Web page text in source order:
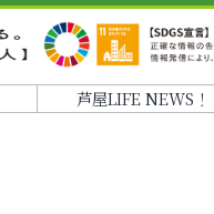
芦屋LIFE NEWS！